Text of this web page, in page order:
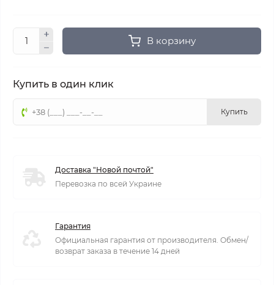
В корзину
Купить в один клик
Купить
Доставка "Новой почтой"
Перевозка по всей Украине
Гарантия
Официальная гарантия от производителя. Обмен/
возврат заказа в течение 14 дней